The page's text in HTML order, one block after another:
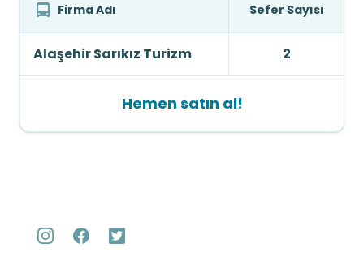
Firma Adı Sefer Sayısı
Alaşehir Sarıkız Turizm 2
Hemen satın al!